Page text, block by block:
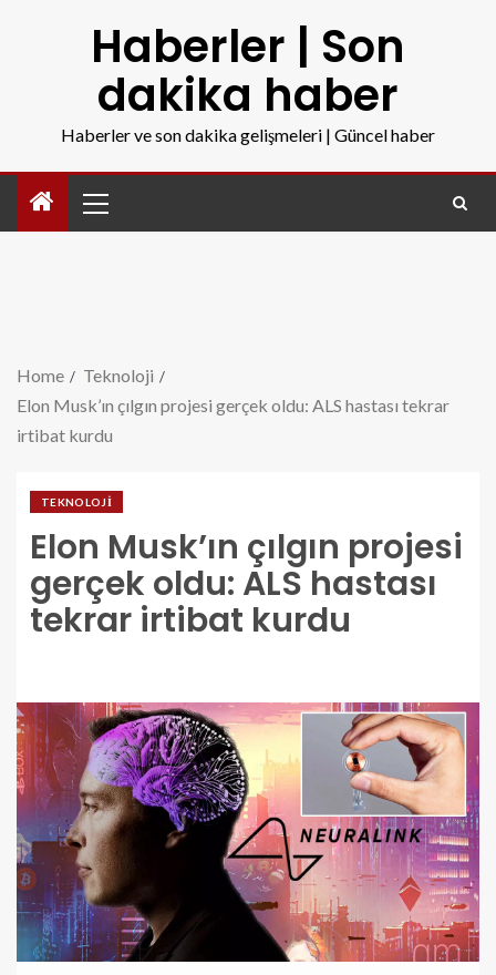
Haberler | Son
dakika haber
Haberler ve son dakika gelişmeleri | Güncel haber
Home
Teknoloji
Elon Musk’ın çılgın projesi gerçek oldu: ALS hastası tekrar
irtibat kurdu
TEKNOLOJI
Elon Musk’ın çılgın projesi
gerçek oldu: ALS hastası
tekrar irtibat kurdu